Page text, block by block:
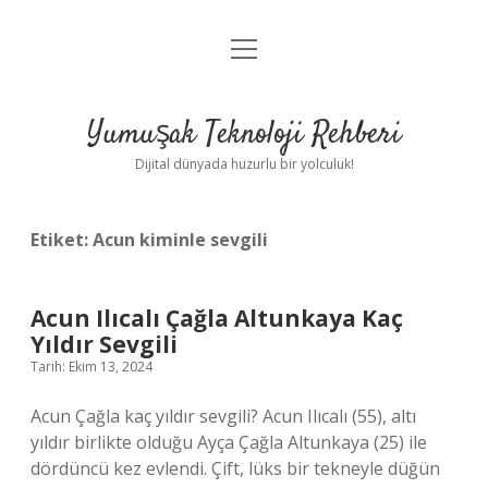
Anasayfa
Yasal Uyarı
menüyü
Yumuşak Teknoloji Rehberi
Dijital dünyada huzurlu bir yolculuk!
Etiket:Acun kiminle sevgili
Acun Ilıcalı Çağla Altunkaya Kaç
Yıldır Sevgili
Tarih: Ekim 13, 2024
Acun Çağla kaç yıldır sevgili? Acun Ilıcalı (55), altı
yıldır birlikte olduğu Ayça Çağla Altunkaya (25) ile
dördüncü kez evlendi. Çift, lüks bir tekneyle düğün